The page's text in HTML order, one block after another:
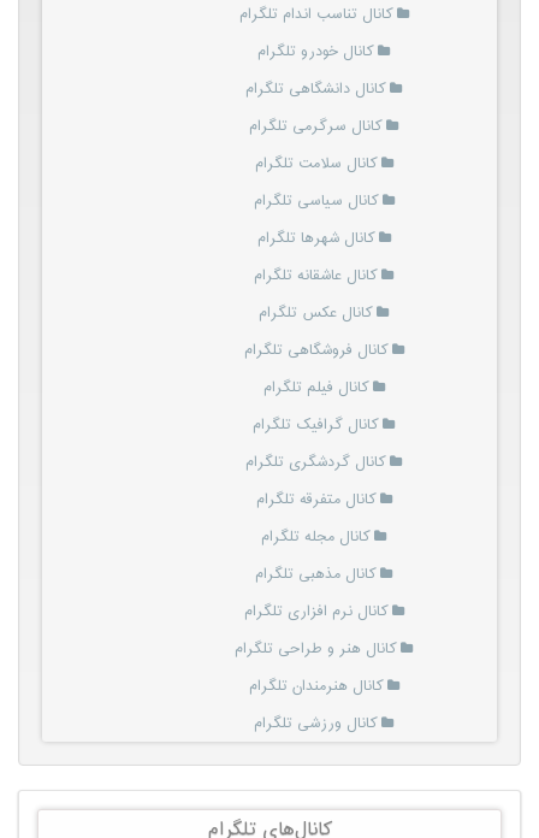
کانال تناسب اندام تلگرام
کانال خودرو تلگرام
کانال دانشگاهی تلگرام
کانال سرگرمی تلگرام
کانال سلامت تلگرام
کانال سیاسی تلگرام
کانال شهرها تلگرام
کانال عاشقانه تلگرام
کانال عکس تلگرام
کانال فروشگاهی تلگرام
کانال فیلم تلگرام
کانال گرافیک تلگرام
کانال گردشگری تلگرام
کانال متفرقه تلگرام
کانال مجله تلگرام
کانال مذهبی تلگرام
کانال نرم افزاری تلگرام
کانال هنر و طراحی تلگرام
کانال هنرمندان تلگرام
کانال ورزشی تلگرام
کانال‌های تلگرام